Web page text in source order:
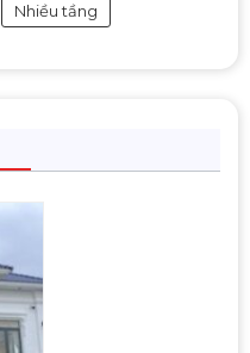
Nhiều tầng